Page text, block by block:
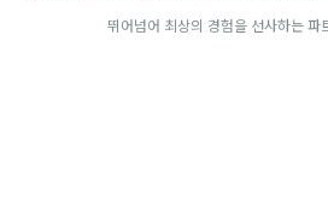
뛰어넘어 최상의 경험을 선사하는 파